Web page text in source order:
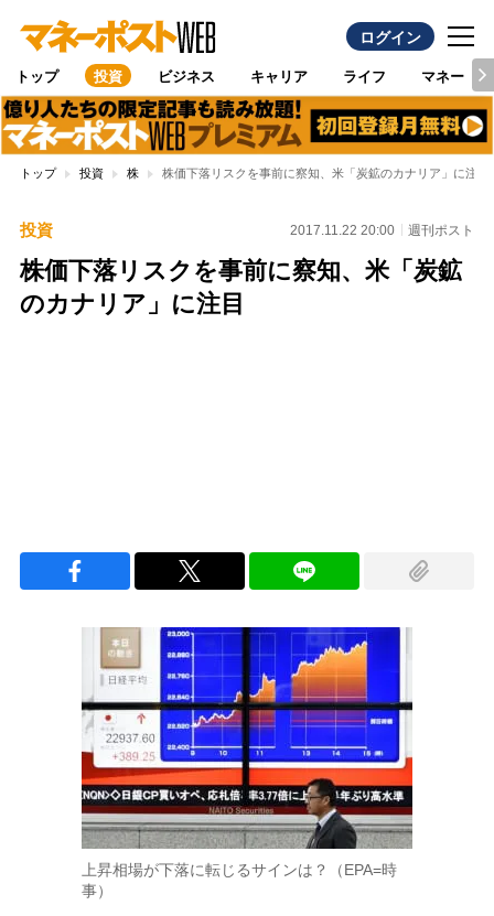
ログイン
トップ 投資 ビジネス キャリア ライフ マネー
トップ 投資 株 株価下落リスクを事前に察知、米「炭鉱のカナリア」に注目
投資 2017.11.22 20:00 週刊ポスト
株価下落リスクを事前に察知、米「炭鉱
のカナリア」に注目
上昇相場が下落に転じるサインは？（EPA=時
事）